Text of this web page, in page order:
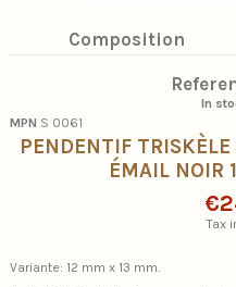
Composition
In
MPN S 0061
PENDENTIF
ÉMAIL NOIR
Tax
Variante: 12 mm x 13 mm.